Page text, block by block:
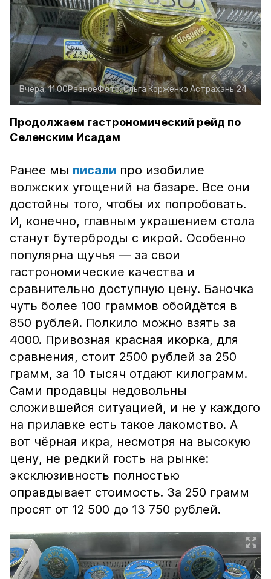
Вчера, 11:00РазноеФото:Ольга Корженко Астрахань 24
Продолжаем гастрономический рейд по
Селенским Исадам
Ранее мы писали про изобилие
волжских угощений на базаре. Все они
достойны того, чтобы их попробовать.
И, конечно, главным украшением стола
станут бутерброды с икрой. Особенно
популярна щучья — за свои
гастрономические качества и
сравнительно доступную цену. Баночка
чуть более 100 граммов обойдётся в
850 рублей. Полкило можно взять за
4000. Привозная красная икорка, для
сравнения, стоит 2500 рублей за 250
грамм, за 10 тысяч отдают килограмм.
Сами продавцы недовольны
сложившейся ситуацией, и не у каждого
на прилавке есть такое лакомство. А
вот чёрная икра, несмотря на высокую
цену, не редкий гость на рынке:
эксклюзивность полностью
оправдывает стоимость. За 250 грамм
просят от 12 500 до 13 750 рублей.